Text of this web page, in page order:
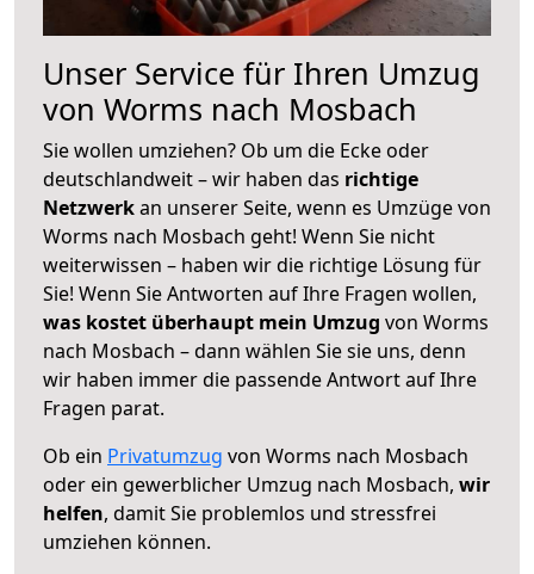
Unser Service für Ihren Umzug
von Worms nach Mosbach
Sie wollen umziehen? Ob um die Ecke oder
deutschlandweit – wir haben das richtige
Netzwerkan unserer Seite, wenn es Umzüge von
Worms nach Mosbach geht! Wenn Sie nicht
weiterwissen – haben wir die richtige Lösung für
Sie! Wenn Sie Antworten auf Ihre Fragen wollen,
was kostet überhaupt mein Umzug von Worms
nach Mosbach – dann wählen Sie sie uns, denn
wir haben immer die passende Antwort auf Ihre
Fragen parat.
Ob ein Privatumzug von Worms nach Mosbach
oder ein gewerblicher Umzug nach Mosbach, wir
helfen, damit Sie problemlos und stressfrei
umziehen können.